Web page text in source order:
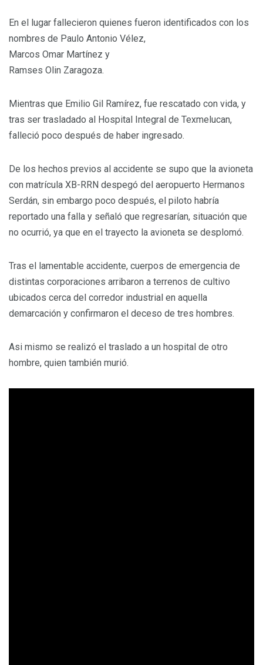
En el lugar fallecieron quienes fueron identificados con los
nombres de Paulo Antonio Vélez,
Marcos Omar Martínez y
Ramses Olin Zaragoza.
Mientras que Emilio Gil Ramírez, fue rescatado con vida, y
tras ser trasladado al Hospital Integral de Texmelucan,
falleció poco después de haber ingresado.
De los hechos previos al accidente se supo que la avioneta
con matrícula XB-RRN despegó del aeropuerto Hermanos
Serdán, sin embargo poco después, el piloto habría
reportado una falla y señaló que regresarían, situación que
no ocurrió, ya que en el trayecto la avioneta se desplomó.
Tras el lamentable accidente, cuerpos de emergencia de
distintas corporaciones arribaron a terrenos de cultivo
ubicados cerca del corredor industrial en aquella
demarcación y confirmaron el deceso de tres hombres.
Asi mismo se realizó el traslado a un hospital de otro
hombre, quien también murió.